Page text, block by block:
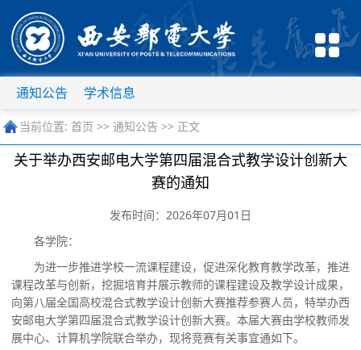
通知公告 学术信息
当前位置: 首页 >> 通知公告 >> 正文
关于举办西安邮电大学第四届混合式教学设计创新大
赛的通知
发布时间：2026年07月01日
各学院：
为进一步推进学校一流课程建设， 促进深化教育教学改革，推进
课程改革与创新，挖掘培育并展示教师的课程建设及教学设计成果，
向第八届全国高校混合式教学设计创新大赛推荐参赛人员，特举办西
安邮电大学第四届混合式教学设计创新大赛。本届大赛由学校教师发
展中心、计算机学院联合举办，现将竞赛有关事宜通如下。